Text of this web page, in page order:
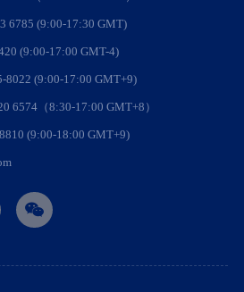
6785 (9:00-17:30 GMT)
(9:00-17:00 GMT-4)
8022 (9:00-17:00 GMT+9)
6574（8:30-17:00 GMT+8）
(9:00-18:00 GMT+9)